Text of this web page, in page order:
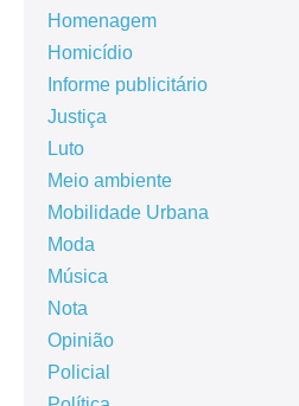
Homenagem
Homicídio
Informe publicitário
Justiça
Luto
Meio ambiente
Mobilidade Urbana
Moda
Música
Nota
Opinião
Policial